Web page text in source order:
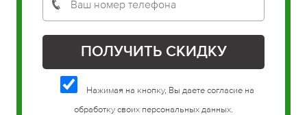
Нажимая на кнопку, Вы даете согласие на
обработку своих персональных данных.